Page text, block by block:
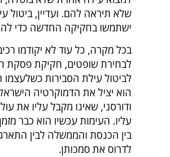
שלא תיראה להם. ועדיין, ביטול
ישתמשו בחקיקה החדשה כדי
בכל מקרה, כל עוד לא יקודמו
לבחירת שופטים, חקיקת פסקת
לביטול עילת הסבירות
הוא יציל את הדמוקרטיה
ודורסני, שאינו מקבל עליו את
עליו. העימות עכשיו הוא כבר
בין הכנסת והממשלה לבין
לדרוס את סמכותן.